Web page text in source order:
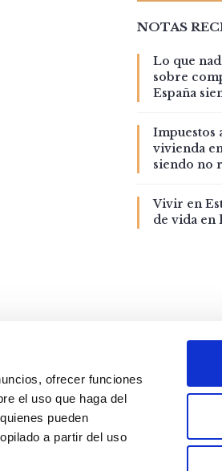
ofrecer funciones
el uso que haga del
pueden
a partir del uso
NOTAS
Lo que
sobre
España
Impuestos
vivienda
siendo no
Vivir en
de vida en